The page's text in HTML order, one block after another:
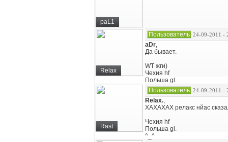
paL1
Relax
Пользователь 24-09-2011 -
aDr,
Да бывает.
WT жги)
Чехия hf
Польша gl.
Rast
Пользователь 24-09-2011 -
Relax.,
ХАХАХАХ релакс нйас
Чехия hf
Польша gl.
^_^